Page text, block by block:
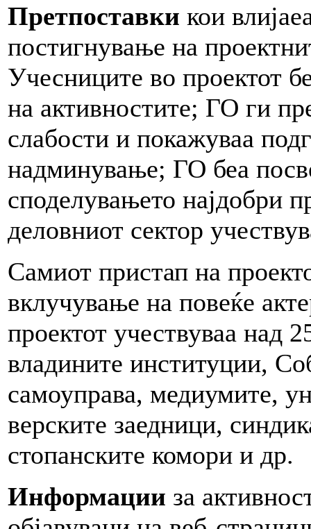
Претпоставки кои
постигнување на
Учесниците во проектот
на активностите; ГО ги
слабости и покажуваа
надминување; ГО беа
споделувањето најдобри
деловниот сектор
Самиот пристап на
вклучување на повеќе
проектот учествуваа над
владините институции,
самоуправа, медиумите,
верските заедници,
стопанските комори и др.
Информации за